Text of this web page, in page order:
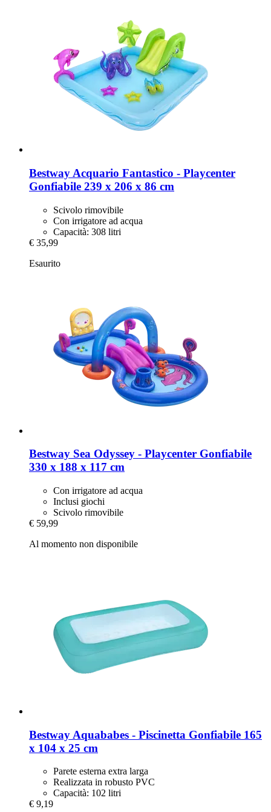
Bestway Acquario Fantastico -​ Playcenter
Gonfiabile 239 x 206 x 86 cm
Scivolo rimovibile
Con irrigatore ad acqua
Capacità: 308 litri
€ 35,99
Esaurito
Bestway Sea Odyssey -​ Playcenter Gonfiabile
330 x 188 x 117 cm
Con irrigatore ad acqua
Inclusi giochi
Scivolo rimovibile
€ 59,99
Al momento non disponibile
Bestway Aquababes -​ Piscinetta Gonfiabile 165
x 104 x 25 cm
Parete esterna extra larga
Realizzata in robusto PVC
Capacità: 102 litri
€ 9,19